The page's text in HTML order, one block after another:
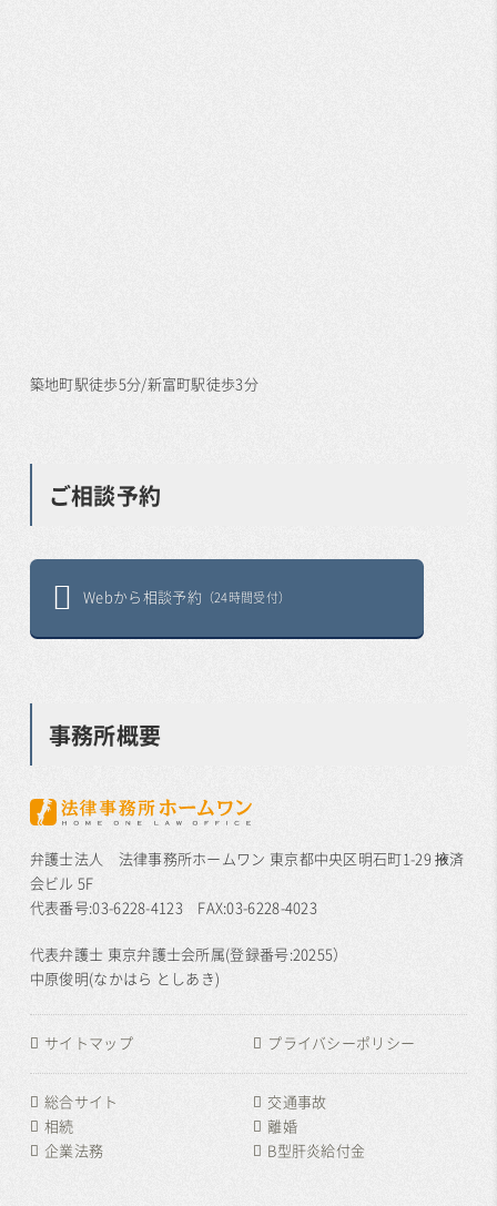
築地町駅徒歩5分/新富町駅徒歩3分
ご相談予約
Webから相談予約 （24時間受付）
事務所概要
弁護士法人 法律事務所ホームワン 東京都中央区明石町1-29 掖済
会ビル 5F
代表番号:03-6228-4123 FAX:03-6228-4023
代表弁護士 東京弁護士会所属(登録番号:20255）
中原俊明(なかはら としあき)
サイトマップ プライバシーポリシー
総合サイト
交通事故
相続
離婚
企業法務
B型肝炎給付金